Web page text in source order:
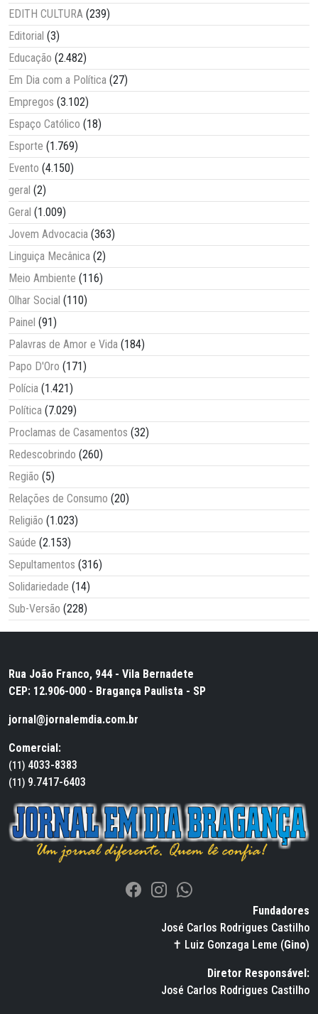
EDITH CULTURA (239)
Editorial (3)
Educação (2.482)
Em Dia com a Política (27)
Empregos (3.102)
Espaço Católico (18)
Esporte (1.769)
Evento (4.150)
geral (2)
Geral (1.009)
Jovem Advocacia (363)
Linguiça Mecânica (2)
Meio Ambiente (116)
Olhar Social (110)
Painel (91)
Palavras de Amor e Vida (184)
Papo D'Oro (171)
Polícia (1.421)
Política (7.029)
Proclamas de Casamentos (32)
Redescobrindo (260)
Região (5)
Relações de Consumo (20)
Religião (1.023)
Saúde (2.153)
Sepultamentos (316)
Solidariedade (14)
Sub-Versão (228)
Rua João Franco, 944 - Vila Bernadete
CEP: 12.906-000 - Bragança Paulista - SP
jornal@jornalemdia.com.br
Comercial:
(11) 4033-8383
(11) 9.7417-6403
Fundadores
José Carlos Rodrigues Castilho
✝ Luiz Gonzaga Leme (Gino)
Diretor Responsável:
José Carlos Rodrigues Castilho